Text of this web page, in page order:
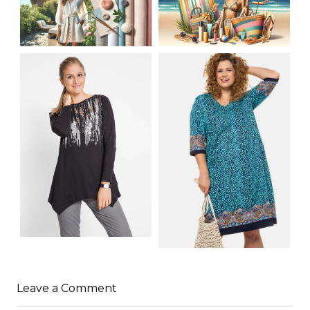
LETNIA MODA
PLAŻOWA: STROJE
KĄPIELOWE I
AKCESORIA, KTÓRE
MUSISZ MIEĆ
JAK STYLOWO
PRZETRWAĆ UPALNE
DNI: NAJLEPSZE
MATERIAŁY I KROJE
NA LATO
CEKINAMI CZARNY
Leave a Comment